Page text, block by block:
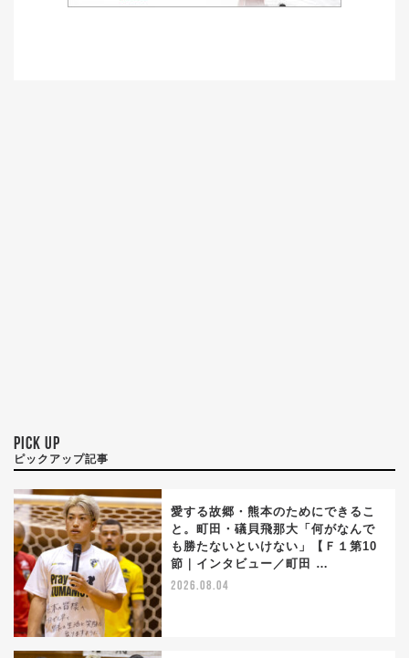
PICK UP
ピックアップ記事
愛する故郷・熊本のためにできるこ
と。町田・礒貝飛那大「何がなんで
も勝たないといけない」【Ｆ１第10
節｜インタビュー／町田 …
2026.08.04